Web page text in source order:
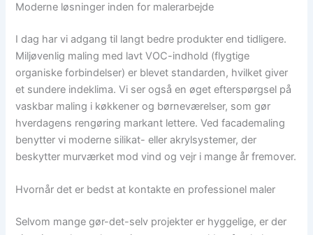
Moderne løsninger inden for malerarbejde
I dag har vi adgang til langt bedre produkter end tidligere.
Miljøvenlig maling med lavt VOC-indhold (flygtige
organiske forbindelser) er blevet standarden, hvilket giver
et sundere indeklima. Vi ser også en øget efterspørgsel på
vaskbar maling i køkkener og børneværelser, som gør
hverdagens rengøring markant lettere. Ved facademaling
benytter vi moderne silikat- eller akrylsystemer, der
beskytter murværket mod vind og vejr i mange år fremover.
Hvornår det er bedst at kontakte en professionel maler
Selvom mange gør-det-selv projekter er hyggelige, er der